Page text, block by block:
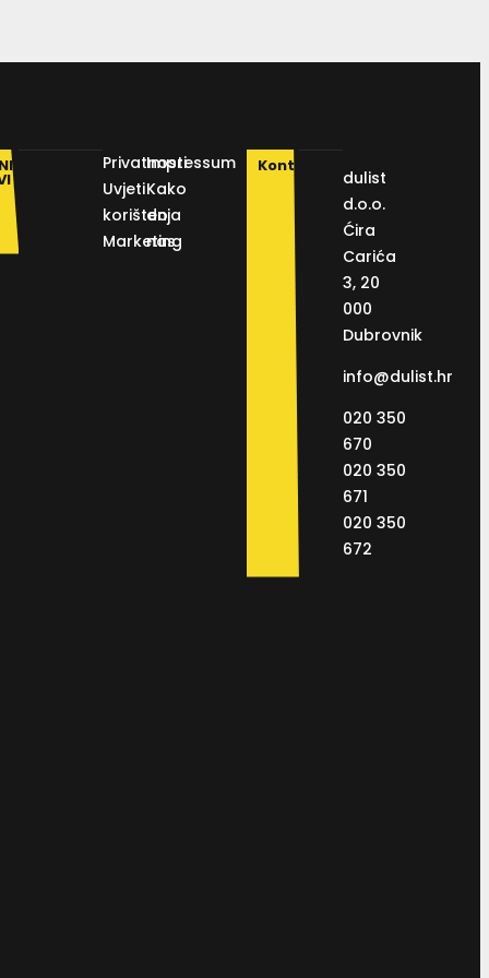
Privatnosti
Uvjeti
korištenja
Marketing
Impressum
Kako
do
nas
Kontakt
dulist
d.o.o.
Ćira
Carića
3, 20
000
Dubrovnik
info@dulist.hr
020 350
670
020 350
671
020 350
672